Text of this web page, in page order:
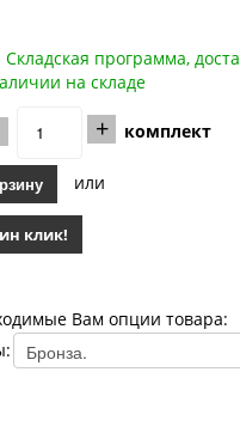
Нью Йорк
Пазл
Пиано
Пиано Смарт 2.0
Платинум
Полярис лайт
Роял
Сильвер
Сияна
Смартлаб
Соналаб
Термолайт
Складская программа,
на складе
+ комплект
или
клик!
Вам опции товара: